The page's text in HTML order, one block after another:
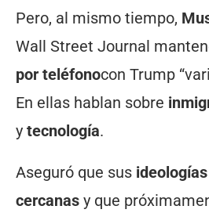
Pero, al mismo tiempo,
Wall Street Journal
por teléfonocon Trump
En ellas hablan sobre
y tecnología.
Aseguró que sus
cercanas y que